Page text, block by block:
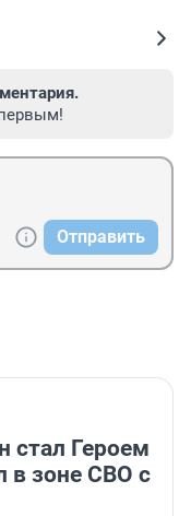
Отправить
стал Героем
в зоне СВО с